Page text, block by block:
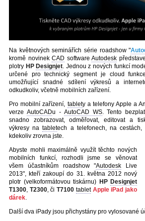
Na květnových seminářích série roadshow "
kromě novinekCAD softwareAutodesk
plotry HPDesignjet . Jednou z nových funkcí
určené pro technický segment je cloud
umožňující snadné sdílení výkresů a
odkudkoliv, včetně mobilních zařízení.
Pro mobilní zařízení, tablety a telefony Apple a
verze AutoCADu - AutoCAD WS. Tento
snadno zobrazovat, odměřovat, editovat a
výkresy natabletech a telefonech, na cestách,
kdekoliv zrovna jste.
Abyste mohli maximálně využít těchto nových
mobilních funkcí, rozhodli jsme se věnovat
všem účastníkům roadshow "Autodesk Live
2013", kteří zakoupí do 31. května 2012 nový
plotr (velkoformátovou tiskárnu) HP Designjet
T1300 T2300, čiT7100 tablet Apple iPad jako
dárek
Další dva iPady jsou přichystány pro vylosované